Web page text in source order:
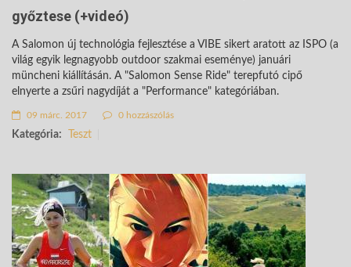
győztese (+videó)
A Salomon új technológia fejlesztése a VIBE sikert aratott az ISPO (a
világ egyik legnagyobb outdoor szakmai eseménye) januári
müncheni kiállításán. A "Salomon Sense Ride" terepfutó cipő
elnyerte a zsűri nagydíját a "Performance" kategóriában.
09 márc. 2017 0 hozzászólás
Kategória: Teszt